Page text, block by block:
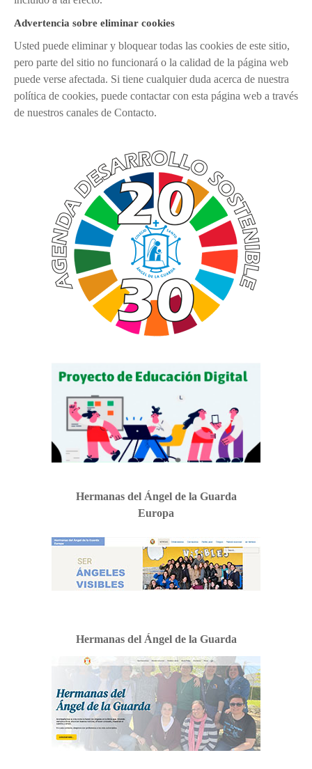
Advertencia sobre eliminar cookies
Usted puede eliminar y bloquear todas las cookies de este sitio,
pero parte del sitio no funcionará o la calidad de la página web
puede verse afectada. Si tiene cualquier duda acerca de nuestra
política de cookies, puede contactar con esta página web a través
de nuestros canales de Contacto.
Hermanas del Ángel de la Guarda
Europa
Hermanas del Ángel de la Guarda